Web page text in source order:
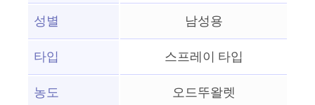
성별
남성용
타입
스프레이 타입
농도
오드뚜왈렛